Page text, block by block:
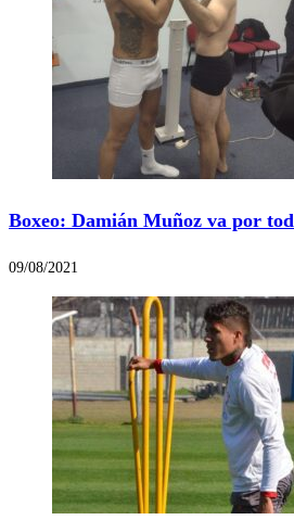
Boxeo: Damián Muñoz va por
09/08/2021